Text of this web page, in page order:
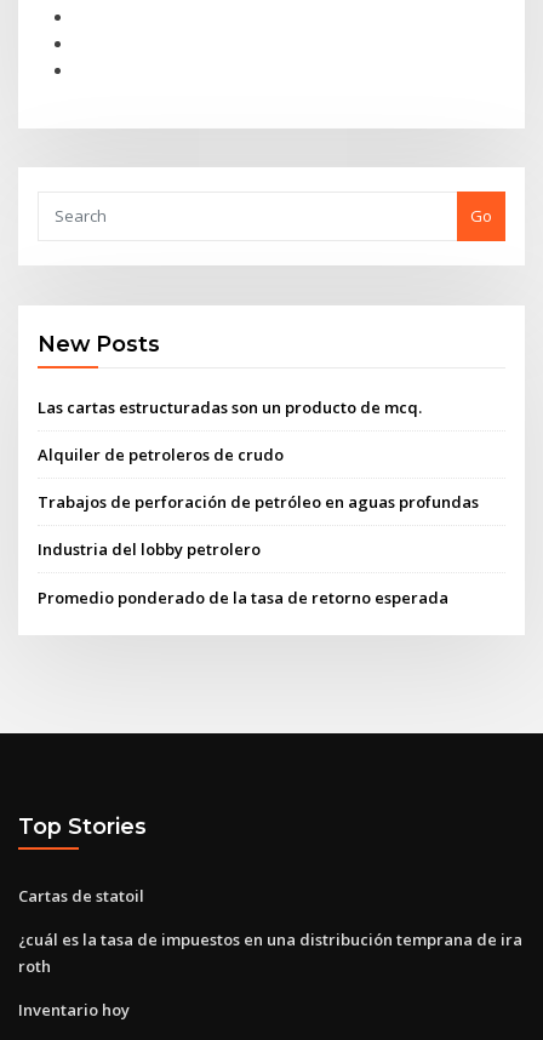
Go
New Posts
Las cartas estructuradas son un producto de mcq.
Alquiler de petroleros de crudo
Trabajos de perforación de petróleo en aguas profundas
Industria del lobby petrolero
Promedio ponderado de la tasa de retorno esperada
Top Stories
Cartas de statoil
¿cuál es la tasa de impuestos en una distribución temprana de ira
roth
Inventario hoy